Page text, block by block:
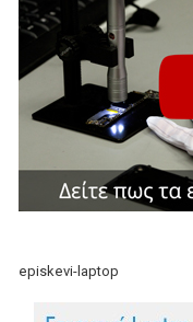
episkevi-laptop